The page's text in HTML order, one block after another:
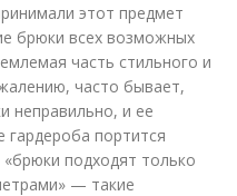
этот предмет
брюки всех возможных
часть стильного и
часто бывает,
неправильно, и ее
портится
подходят только
— такие